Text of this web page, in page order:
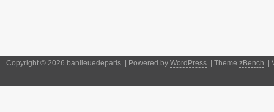
Copyright © 2026 banlieuedeparis | Powered by WordPress | Theme zBench |